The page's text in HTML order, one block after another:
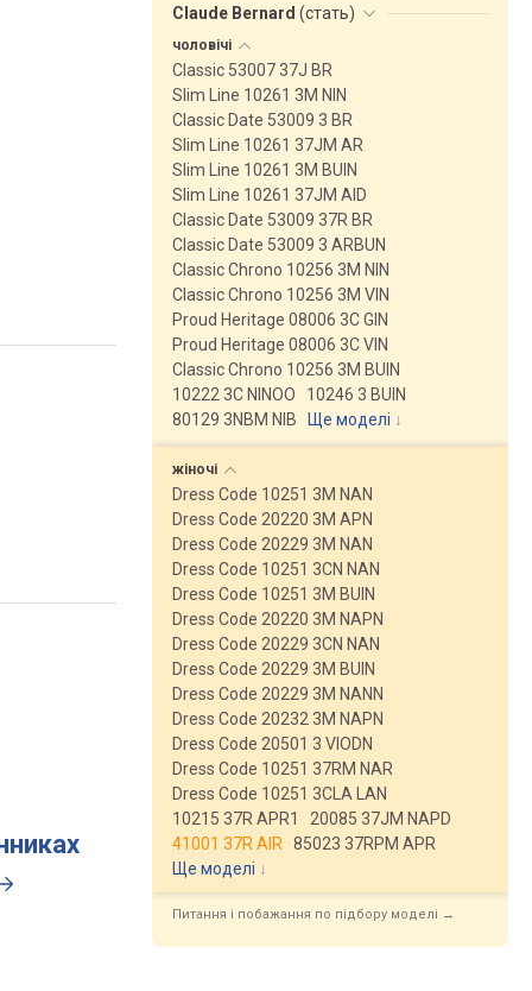
Claude Bernard (стать)
чоловічі
Classic 53007 37J BR
Slim Line 10261 3M NIN
Classic Date 53009 3 BR
Slim Line 10261 37JM AR
Slim Line 10261 3M BUIN
Slim Line 10261 37JM AID
Classic Date 53009 37R BR
Classic Date 53009 3 ARBUN
Classic Chrono 10256 3M NIN
Classic Chrono 10256 3M VIN
Proud Heritage 08006 3C GIN
Proud Heritage 08006 3C VIN
Classic Chrono 10256 3M BUIN
10222 3C NINOO
10246 3 BUIN
80129 3NBM NIB
Ще моделі ↓
жіночі
Dress Code 10251 3M NAN
Dress Code 20220 3M APN
Dress Code 20229 3M NAN
Dress Code 10251 3CN NAN
Dress Code 10251 3M BUIN
Dress Code 20220 3M NAPN
Dress Code 20229 3CN NAN
Dress Code 20229 3M BUIN
Dress Code 20229 3M NANN
Dress Code 20232 3M NAPN
Dress Code 20501 3 VIODN
Dress Code 10251 37RM NAR
Dress Code 10251 3CLA LAN
10215 37R APR1
20085 37JM NAPD
41001 37R AIR
85023 37RPM APR
Ще моделі ↓
Питання і побажання по підбору моделі →